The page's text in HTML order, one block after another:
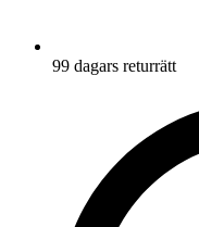
99 dagars returrätt